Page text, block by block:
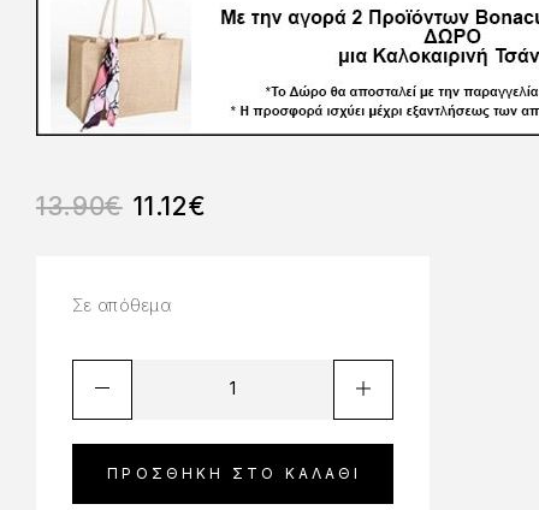
13.90€ 11.12€
Σε απόθεμα
ΠΡΟΣΘΉΚΗ ΣΤΟ ΚΑΛΆΘΙ